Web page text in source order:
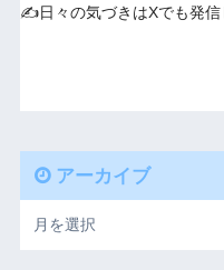
✍️日々の気づきはXでも発信
アーカイブ